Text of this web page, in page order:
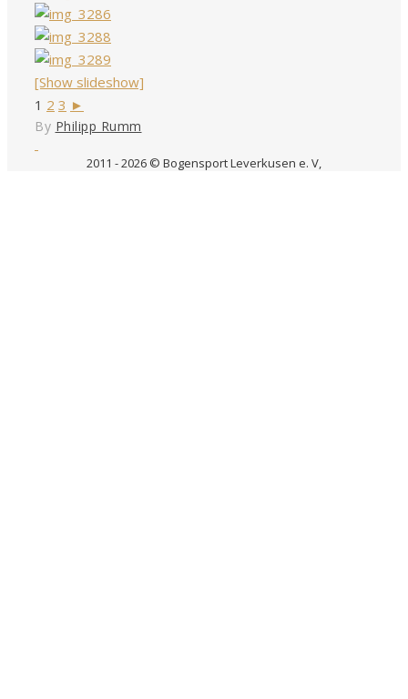
[Show slideshow]
1 2 3 ►
By Philipp Rumm
2011 - 2026 © Bogensport Leverkusen e. V,